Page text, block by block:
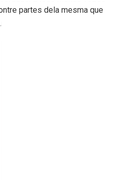
partes dela mesma que